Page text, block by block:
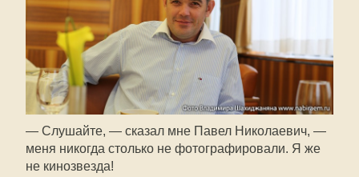
— Слушайте, — сказал мне Павел Николаевич, —
меня никогда столько не фотографировали. Я же
не кинозвезда!